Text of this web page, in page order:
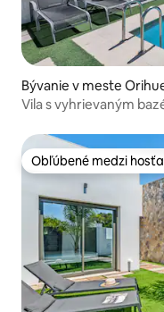
Bývanie v meste
Vila s vyhrievaným
Obľúbené medzi
Obľúbené medzi